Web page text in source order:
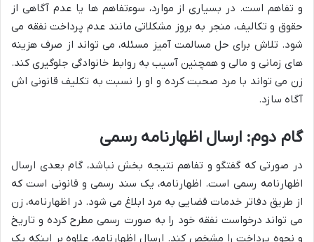
و تفاهم است. در بسیاری از موارد، سوءتفاهم ها یا عدم آگاهی از
حقوق و تکالیف، منجر به بروز مشکلاتی مانند عدم پرداخت نفقه می
شود. تلاش برای حل مسالمت آمیز مسئله، می تواند از صرف هزینه
های زمانی و مالی و همچنین آسیب به روابط خانوادگی جلوگیری کند.
زن می تواند با مرد صحبت کرده و او را نسبت به تکلیف قانونی اش
آگاه سازد.
گام دوم: ارسال اظهارنامه رسمی
در صورتی که گفتگو و تفاهم نتیجه بخش نباشد، گام بعدی ارسال
اظهارنامه رسمی است. اظهارنامه، یک سند رسمی و قانونی است که
از طریق دفاتر خدمات قضایی به مرد ابلاغ می شود. در اظهارنامه، زن
می تواند درخواست نفقه خود را به صورت رسمی مطرح کرده و تاریخ
و نحوه پرداخت را مشخص کند. ارسال اظهارنامه، علاوه بر اینکه یک